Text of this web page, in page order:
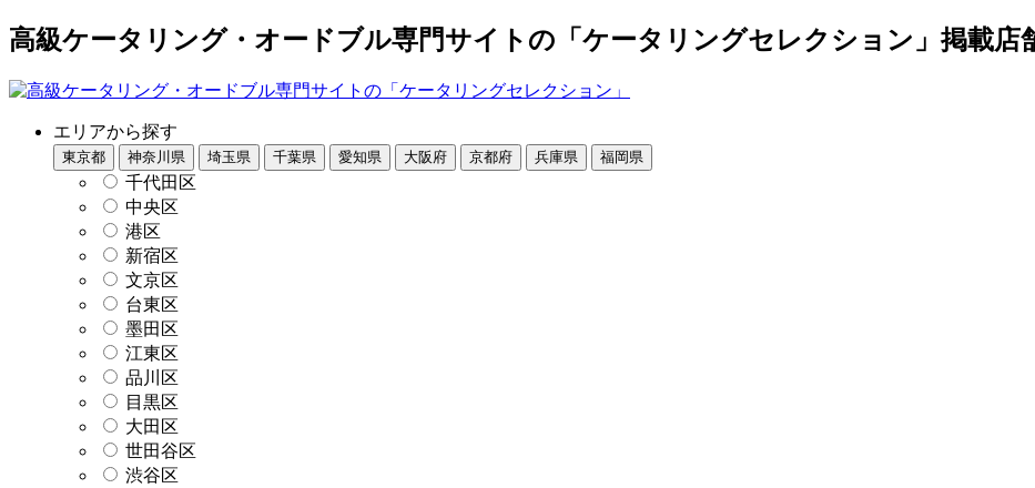
高級ケータリング・オードブル専門サイトの「ケータリングセレクション」掲載店
エリアから探す
東京都 神奈川県 埼玉県 千葉県 愛知県 大阪府 京都府 兵庫県 福岡県
千代田区
中央区
港区
新宿区
文京区
台東区
墨田区
江東区
品川区
目黒区
大田区
世田谷区
渋谷区